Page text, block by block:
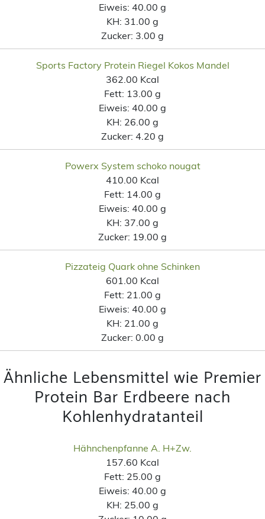
Eiweis: 40.00 g
KH: 31.00 g
Zucker: 3.00 g
Sports Factory Protein Riegel Kokos Mandel
362.00 Kcal
Fett: 13.00 g
Eiweis: 40.00 g
KH: 26.00 g
Zucker: 4.20 g
Powerx System schoko nougat
410.00 Kcal
Fett: 14.00 g
Eiweis: 40.00 g
KH: 37.00 g
Zucker: 19.00 g
Pizzateig Quark ohne Schinken
601.00 Kcal
Fett: 21.00 g
Eiweis: 40.00 g
KH: 21.00 g
Zucker: 0.00 g
Ähnliche Lebensmittel wie Premier
Protein Bar Erdbeere nach
Kohlenhydratanteil
Hähnchenpfanne A. H+Zw.
157.60 Kcal
Fett: 25.00 g
Eiweis: 40.00 g
KH: 25.00 g